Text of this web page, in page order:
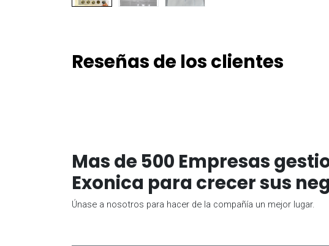
Reseñas de los clientes
Mas de 500 Empresas
Exonica para crecer sus
Únase a nosotros para hacer de la compañía un mejor lugar.